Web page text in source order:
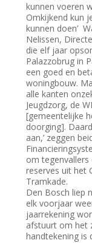
kunnen voeren
Omkijkend kun
kunnen doen’
Nelissen,
die elf jaar
Palazzobrug in
een goed en
woningbouw.
alle kanten
Jeugdzorg, de
[gemeentelijke
doorging].
aan,’ zeggen
om tegenvallers
reserves uit het
Tramkade.
Den Bosch liep
elk voorjaar
jaarrekening
afstuurt om het
handtekening is